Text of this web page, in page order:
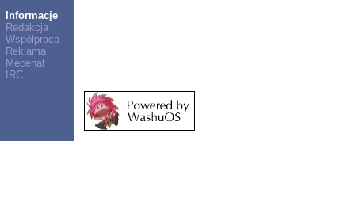
Informacje
Redakcja
Współpraca
Reklama
Mecenat
IRC